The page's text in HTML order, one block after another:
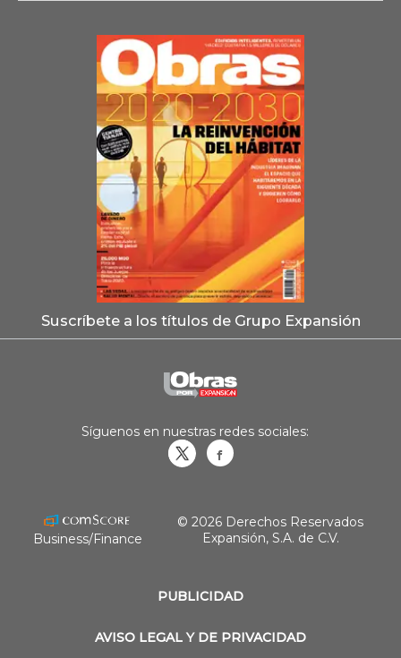
Suscríbete a los títulos de Grupo Expansión
PUBLICIDAD
AVISO LEGAL Y DE PRIVACIDAD
Síguenos en nuestras redes sociales:
Business/Finance
© 2026 Derechos Reservados
Expansión, S.A. de C.V.